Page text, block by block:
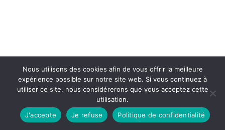
Nous utilisons des cookies afin de vous offrir la meilleure
expérience possible sur notre site web. Si vous continuez à
utiliser ce site, nous considérerons que vous acceptez cette
utilisation.
J'accepte
Je refuse Politique de confidentialité